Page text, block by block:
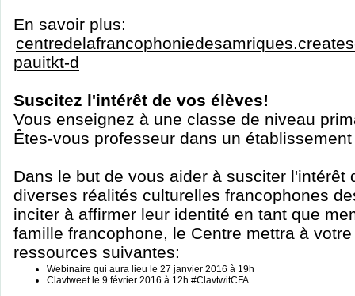
En savoir plus:
pauitkt-d
Suscitez l'intérêt de vos élèves!
Vous enseignez à une classe de niveau
Êtes-vous professeur dans un
Dans le but de vous aider à susciter l'intérêt
diverses réalités culturelles francophones
inciter à affirmer leur identité en tant que
famille francophone, le Centre mettra à
ressources suivantes:
Webinaire qui aura lieu le 27 janvier 2016 à 19h
Clavtweet le 9 février 2016 à 12h #ClavtwitCFA